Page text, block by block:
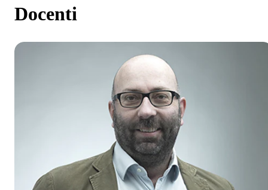
Docenti